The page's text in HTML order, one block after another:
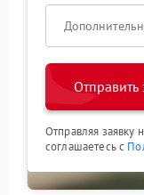
Отправить
Отправляя заявку
соглашаетесь с